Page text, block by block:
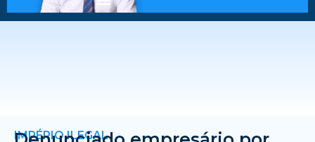
IMPÉRIO ILEGAL